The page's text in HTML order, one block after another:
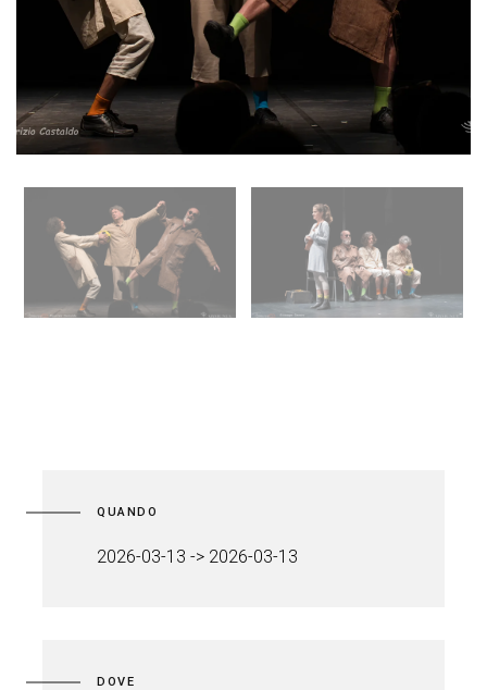
QUANDO
2026-03-13 -> 2026-03-13
DOVE